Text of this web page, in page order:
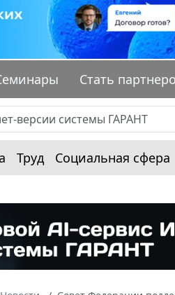
Стать
Труд Социальная сфера